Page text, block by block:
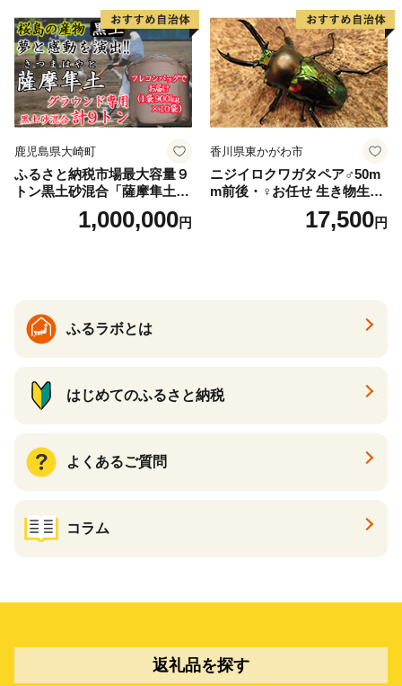
鹿児島県大崎町
ふるさと納税市場最大容量９
トン黒土砂混合「薩摩隼土」
（夢と感動の演出のグラウン
1,000,000円
香川県東かがわ市
ニジイロクワガタペア♂50m
m前後・♀お任せ 生き物生き
17,500円
ふるラボとは
はじめてのふるさと納税
よくあるご質問
コラム
返礼品を探す